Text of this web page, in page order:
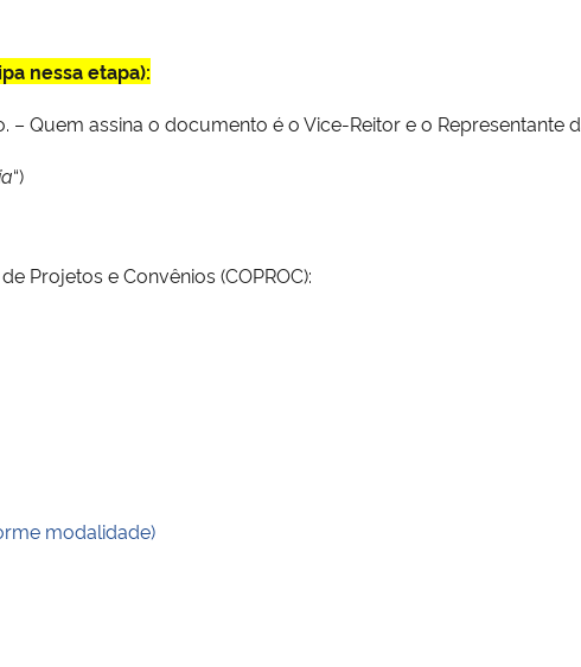
nessa etapa):
Quem assina o documento é o Vice-Reitor e o Representante
“)
Projetos e Convênios (COPROC):
modalidade)